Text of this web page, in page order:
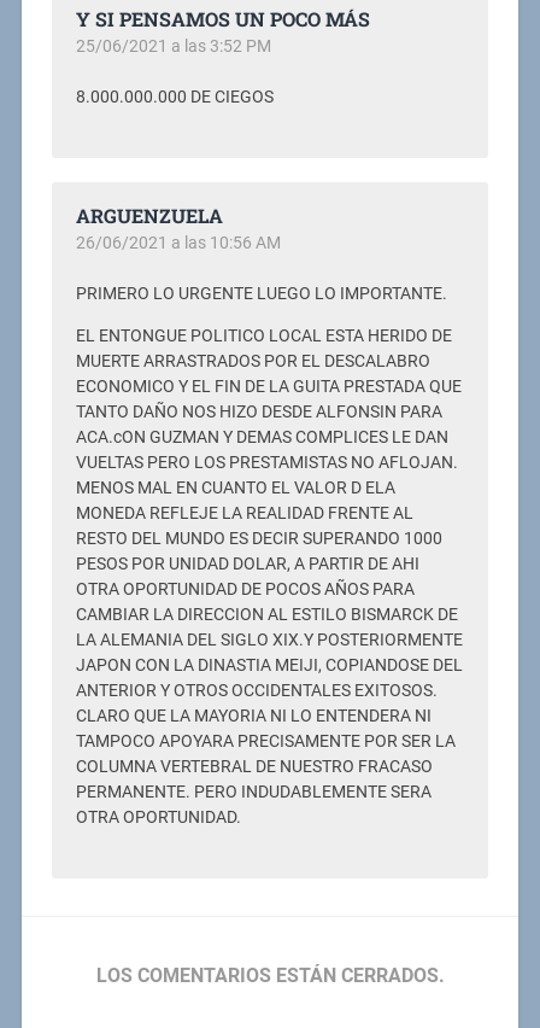
Y SI PENSAMOS UN POCO MÁS
25/06/2021 a las 3:52 PM
8.000.000.000 DE CIEGOS
ARGUENZUELA
26/06/2021 a las 10:56 AM
PRIMERO LO URGENTE LUEGO LO IMPORTANTE.
EL ENTONGUE POLITICO LOCAL ESTA HERIDO DE
MUERTE ARRASTRADOS POR EL DESCALABRO
ECONOMICO Y EL FIN DE LA GUITA PRESTADA QUE
TANTO DAÑO NOS HIZO DESDE ALFONSIN PARA
ACA.cON GUZMAN Y DEMAS COMPLICES LE DAN
VUELTAS PERO LOS PRESTAMISTAS NO AFLOJAN.
MENOS MAL EN CUANTO EL VALOR D ELA
MONEDA REFLEJE LA REALIDAD FRENTE AL
RESTO DEL MUNDO ES DECIR SUPERANDO 1000
PESOS POR UNIDAD DOLAR, A PARTIR DE AHI
OTRA OPORTUNIDAD DE POCOS AÑOS PARA
CAMBIAR LA DIRECCION AL ESTILO BISMARCK DE
LA ALEMANIA DEL SIGLO XIX.Y POSTERIORMENTE
JAPON CON LA DINASTIA MEIJI, COPIANDOSE DEL
ANTERIOR Y OTROS OCCIDENTALES EXITOSOS.
CLARO QUE LA MAYORIA NI LO ENTENDERA NI
TAMPOCO APOYARA PRECISAMENTE POR SER LA
COLUMNA VERTEBRAL DE NUESTRO FRACASO
PERMANENTE. PERO INDUDABLEMENTE SERA
OTRA OPORTUNIDAD.
LOS COMENTARIOS ESTÁN CERRADOS.